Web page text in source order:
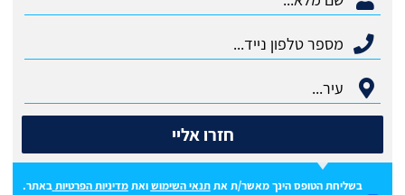
חזרו אליי
בשליחת הטופס הינך מאשר/ת אתתנאי השימושואתמדיניות הפרטיות באתר.